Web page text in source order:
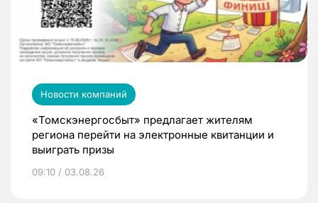
Новости компаний
«Томскэнергосбыт» предлагает жителям
региона перейти на электронные квитанции и
выиграть призы
09:10 / 03.08.26